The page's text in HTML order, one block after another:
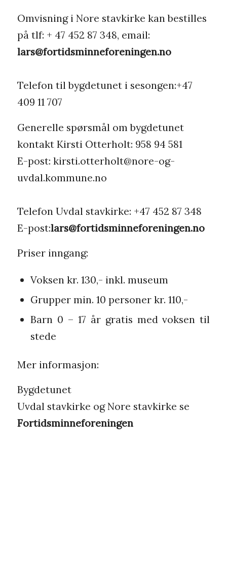
Omvisning i Nore stavkirke kan bestilles
på tlf: + 47 452 87 348, email:
lars@fortidsminneforeningen.no
Telefon til bygdetunet i sesongen:+47
409 11 707
Generelle spørsmål om bygdetunet
kontakt Kirsti Otterholt: 958 94 581
E-post: kirsti.otterholt@nore-og-
uvdal.kommune.no
Telefon Uvdal stavkirke: +47 452 87 348
E-post:lars@fortidsminneforeningen.no
Priser inngang:
Voksen kr. 130,- inkl. museum
Grupper min. 10 personer kr. 110,-
Barn 0 – 17 år gratis med voksen til
stede
Mer informasjon:
Bygdetunet
Uvdal stavkirke og Nore stavkirke se
Fortidsminneforeningen